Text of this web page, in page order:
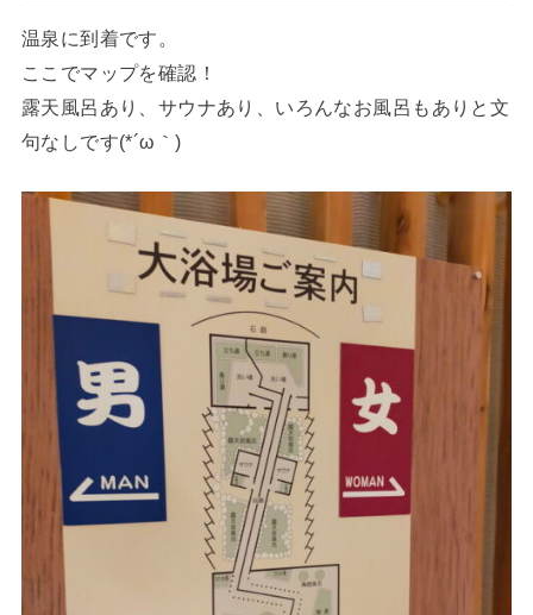
温泉に到着です。
ここでマップを確認！
露天風呂あり、サウナあり、いろんなお風呂もありと文
句なしです(*´ω｀)